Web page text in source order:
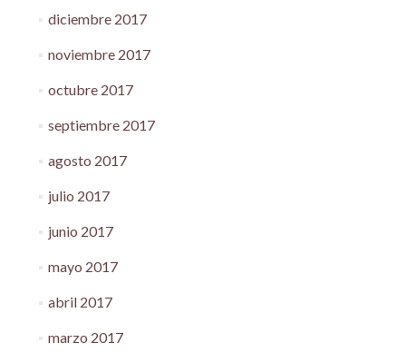
diciembre 2017
noviembre 2017
octubre 2017
septiembre 2017
agosto 2017
julio 2017
junio 2017
mayo 2017
abril 2017
marzo 2017